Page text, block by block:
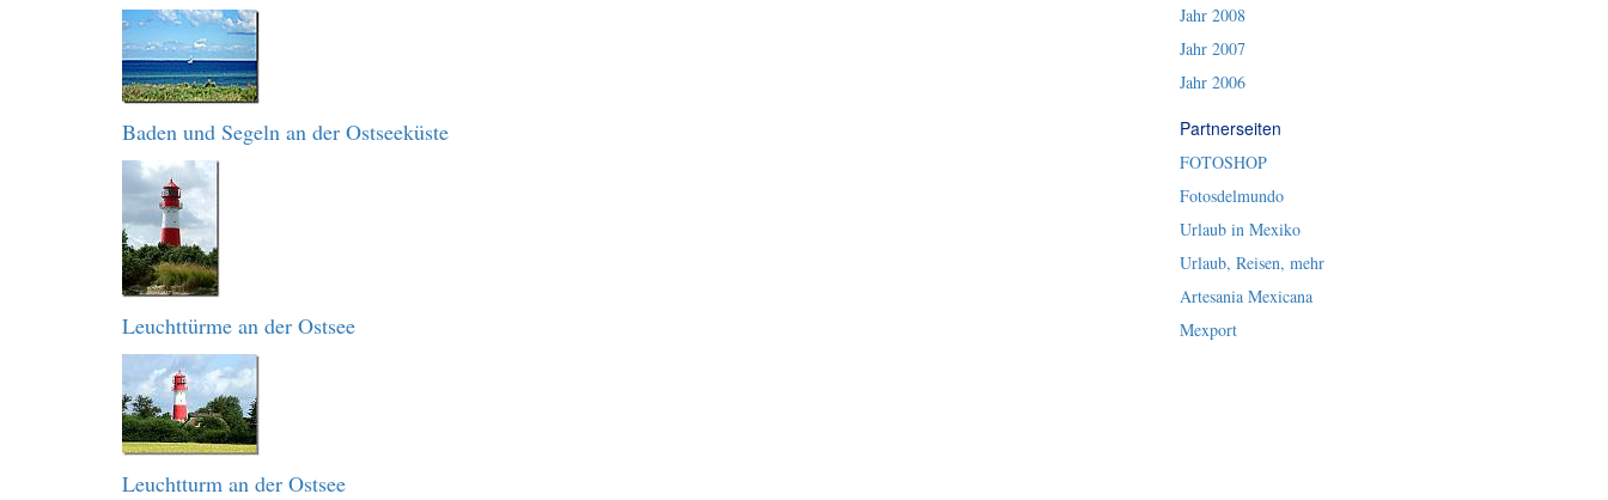
Baden und Segeln an der Ostseeküste
Leuchttürme an der Ostsee
Leuchtturm an der Ostsee
Jahr 2008
Jahr 2007
Jahr 2006
Partnerseiten
FOTOSHOP
Fotosdelmundo
Urlaub in Mexiko
Urlaub, Reisen, mehr
Artesania Mexicana
Mexport